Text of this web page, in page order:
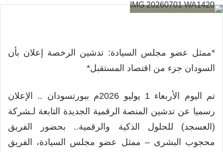
*ممثل عضو مجلس السيادة: تدشين الرخصة إعلان بأن
السودان جزء من اقتصاد المستقبل*
تم اليوم الأربعاء 1 يوليو 2026م ببورتسودان .. الإعلان
رسميا عن تدشين المنصة الرقمية الجديدة التابعة لـشركة
(العسجد) للحلول الذكية والرقمية.. بحضور الفريق
محجوب البشرى – ممثل عضو مجلس السيادة، الفريق